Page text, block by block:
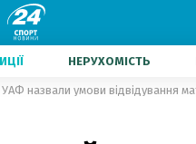
НЕРУХОМІСТЬ
назвали умови відвідування